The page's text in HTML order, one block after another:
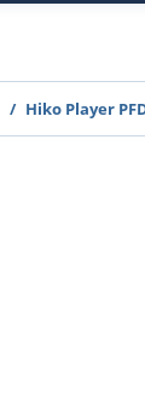
Hiko Player